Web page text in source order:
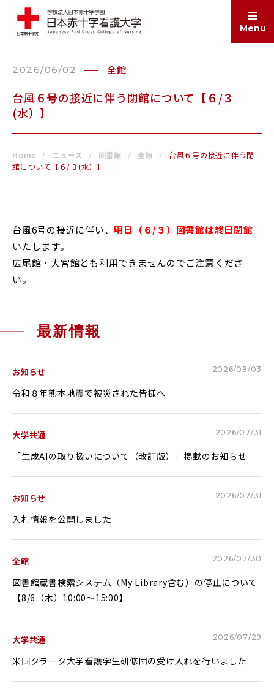
Menu
ABOUT
SCHOOL LIFE
学生生活
アクセス
Glexa
ENGLISH
学部進学
イベント
2026/06/02 全館
台風６号の接近に伴う閉館について【６/３
(水）】
Home ニュース 図書館 全館
台風６号の接近に伴う閉
館について【６/３(水）】
台風6号の接近に伴い、 明日（６/３）図書館は終日閉館
いたします。
広尾館・大宮館とも利用できませんのでご注意くださ
い。
最新情報
お知らせ 2026/08/03
令和８年熊本地震で被災された皆様へ
大学共通 2026/07/31
「生成AIの取り扱いについて（改訂版）」掲載のお知らせ
お知らせ 2026/07/31
入札情報を公開しました
全館 2026/07/30
図書館蔵書検索システム（My Library含む）の停止について
【8/6（木）10:00～15:00】
大学共通 2026/07/29
米国クラーク大学看護学生研修団の受け入れを行いました